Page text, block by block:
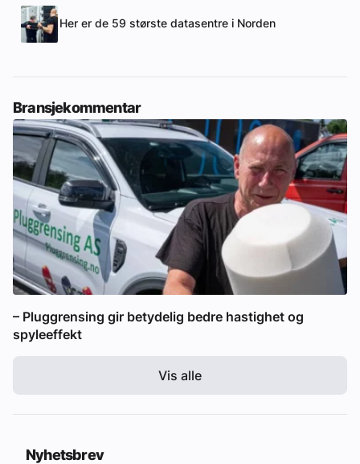
Her er de 59 største datasentre i Norden
Bransjekommentar
– Pluggrensing gir betydelig bedre hastighet og
spyleeffekt
Vis alle
Nyhetsbrev